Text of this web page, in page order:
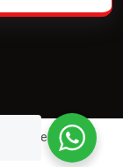
| Por